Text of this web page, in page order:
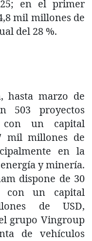
en el primer
mil millones de
del 28 %.
hasta marzo de
503 proyectos
con un capital
mil millones de
en la
y minería.
dispone de 30
con un capital
de USD,
grupo Vingroup
de vehículos